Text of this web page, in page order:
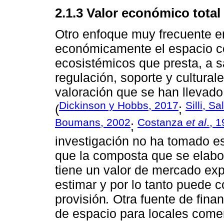
2.1.3 Valor económico total
Otro enfoque muy frecuente
económicamente el espacio
ecosistémicos que presta, a
regulación, soporte y
valoración que se han
(Dickinson y Hobbs, 2017; Silli,
Boumans, 2002; Costanza et al.,
investigación no ha tomado
que la composta que se
tiene un valor de mercado
estimar y por lo tanto puede
provisión. Otra fuente de
de espacio para locales